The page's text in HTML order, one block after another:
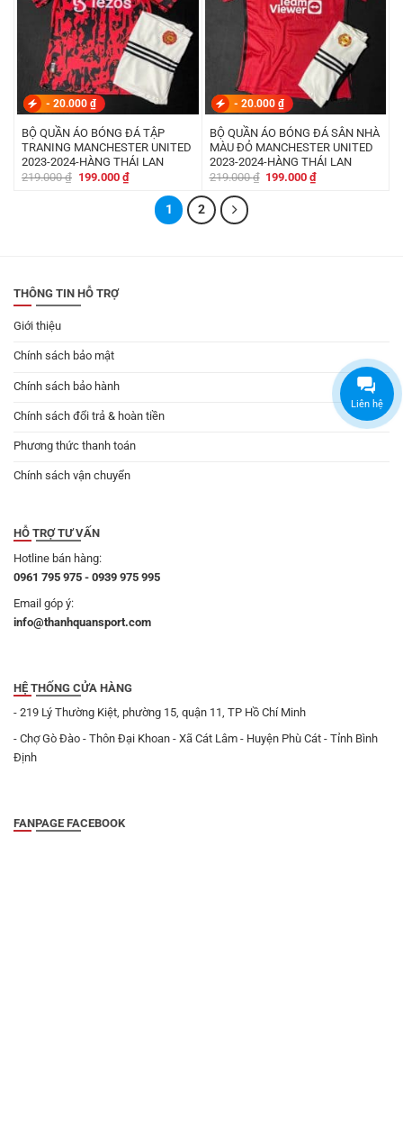
- 20.000 ₫
BỘ QUẦN ÁO BÓNG ĐÁ TẬP
TRANING MANCHESTER UNITED
2023-2024-HÀNG THÁI LAN
219.000₫ Giá
199.000 ₫Giá
hiện
199.000 ₫.
- 20.000 ₫
BỘ QUẦN ÁO BÓNG ĐÁ SÂN NHÀ
MÀU ĐỎ MANCHESTER UNITED
2023-2024-HÀNG THÁI LAN
219.000₫ Giá
199.000₫Giá
1 2
THÔNG TIN HỖ TRỢ
Giới thiệu
Chính sách bảo mật
Chính sách bảo hành
Chính sách đổi trả & hoàn tiền
Phương thức thanh toán
Chính sách vận chuyển
HỖ TRỢ TƯ VẤN
Hotline bán hàng:
0961 795 975 - 0939 975 995
Email góp ý:
info@thanhquansport.com
HỆ THỐNG CỬA HÀNG
- 219 Lý Thường Kiệt, phường 15, quận 11, TP Hồ Chí Minh
- Chợ Gò Đào - Thôn Đại Khoan - Xã Cát Lâm - Huyện Phù Cát - Tỉnh Bình
Định
FANPAGE FACEBOOK
Liên hệ